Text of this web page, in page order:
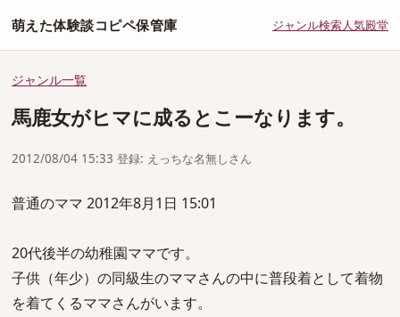
萌えた体験談コピペ保管庫 ジャンル検索人気殿堂
ジャンル一覧
馬鹿女がヒマに成るとこーなります。
2012/08/04 15:33 登録: えっちな名無しさん
普通のママ 2012年8月1日 15:01
20代後半の幼稚園ママです。
子供（年少）の同級生のママさんの中に普段着として着物
を着てくるママさんがいます。